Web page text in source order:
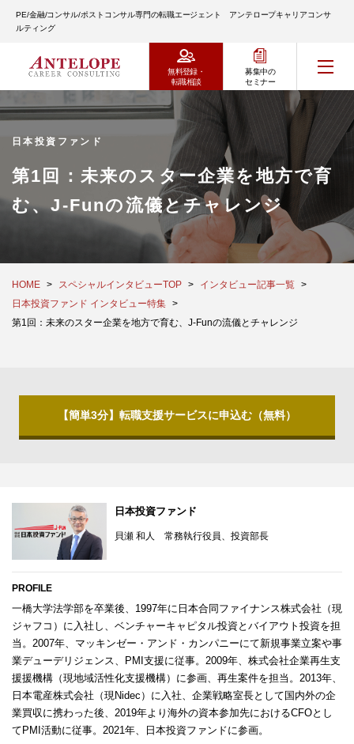
PE/金融/コンサル/ポストコンサル専門の転職エージェント アンテロープキャリアコンサ
ルティング
無料登録・
転職相談
募集中の
セミナー
日本投資ファンド
第1回：未来のスター企業を地方で育
む、J-Funの流儀とチャレンジ
HOME スペシャルインタビューTOP
インタビュー記事一覧
日本投資ファンド インタビュー特集
第1回：未来のスター企業を地方で育む、J-Funの流儀とチャレンジ
【簡単3分】転職支援サービスに申込む（無料）
日本投資ファンド
貝瀬 和人 常務執行役員、投資部長
PROFILE
一橋大学法学部を卒業後、1997年に日本合同ファイナンス株式会社（現
ジャフコ）に⼊社し、ベンチャーキャピタル投資とバイアウト投資を担
当。2007年、マッキンゼー・アンド・カンパニーにて新規事業立案や事
業デューデリジェンス、PMI支援に従事。2009年、株式会社企業再生支
援援機構（現地域活性化支援機構）に参画、再生案件を担当。2013年、
日本電産株式会社（現Nidec）に⼊社、企業戦略室長として国内外の企
業買収に携わった後、2019年より海外の資本参加先におけるCFOとし
てPMI活動に従事。2021年、日本投資ファンドに参画。